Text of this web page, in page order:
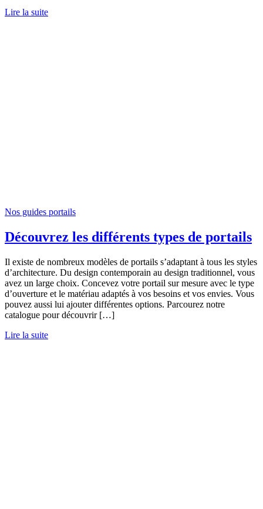
Lire la suite
Nos guides portails
Découvrez les différents types de portails
Il existe de nombreux modèles de portails s’adaptant à tous les styles
d’architecture. Du design contemporain au design traditionnel, vous
avez un large choix. Concevez votre portail sur mesure avec le type
d’ouverture et le matériau adaptés à vos besoins et vos envies. Vous
pouvez aussi lui ajouter différentes options. Parcourez notre
catalogue pour découvrir […]
Lire la suite